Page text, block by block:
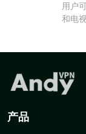
用户
和电
产品